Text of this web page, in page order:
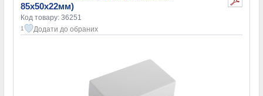
85х50х22мм)
Код товару: 36251
1 Додати до обраних